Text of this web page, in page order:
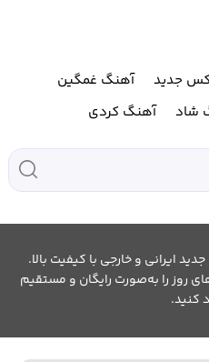
جدید
آهنگ غمگین
شاد آهنگ کردی
ایرانی و خارجی با کیفیت بالا.
روز را به‌صورت رایگان و مستقیم
کنید.